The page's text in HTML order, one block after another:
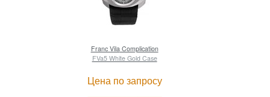
Franc VilaComplication
FVa5 White Gold Case
Цена по запросу